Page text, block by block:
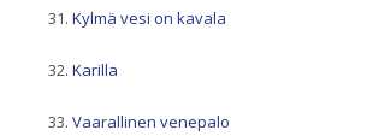
Kylmä vesi on kavala
Karilla
Vaarallinen venepalo